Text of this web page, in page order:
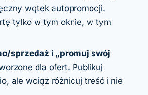
wątek autopromocji.
tylko w tym oknie, w tym
sprzedaż i „promuj swój
dla ofert. Publikuj
ale wciąż różnicuj treść i nie